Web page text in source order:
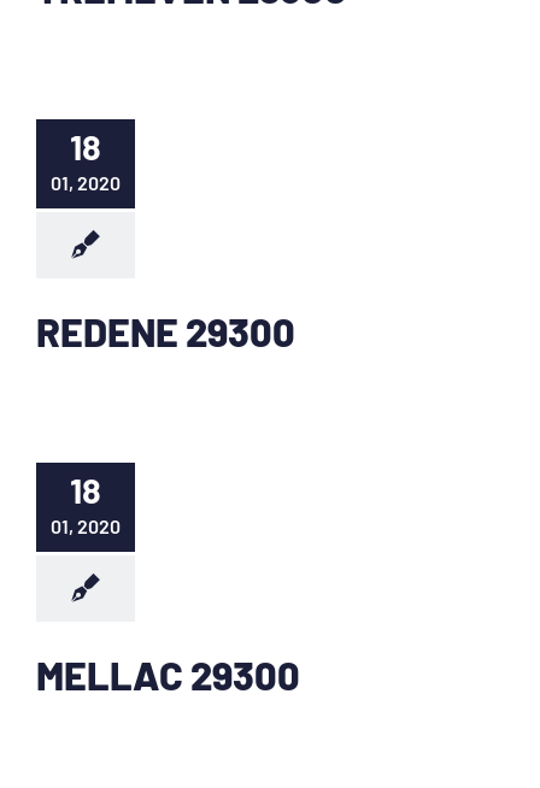
18
01, 2020
REDENE 29300
18
01, 2020
MELLAC 29300